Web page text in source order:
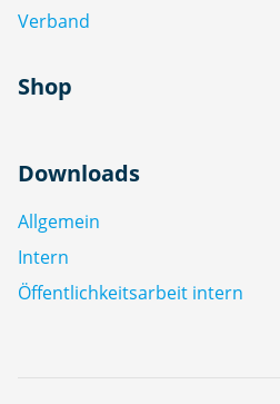
Verband
Shop
Downloads
Allgemein
Intern
Öffentlichkeitsarbeit intern